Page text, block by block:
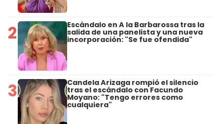
2 Escándalo en A la Barbarossa tras la
salida de una panelista y una nueva
incorporación: "Se fue ofendida"
3 Candela Arizaga rompió el silencio
tras el escándalo con Facundo
Moyano: "Tengo errores como
cualquiera"